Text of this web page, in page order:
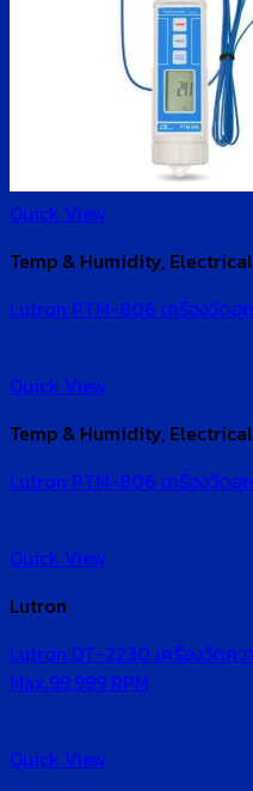
Quick View
Temp & Humidity, Electrical
Lutron PTM-806 เครื่องวัดอุ
Quick View
Temp & Humidity, Electrical
Lutron PTM-806 เครื่องวัดอุ
Quick View
Lutron
Lutron DT-2230 เครื่องวัดค
Max.99,999 RPM
Quick View